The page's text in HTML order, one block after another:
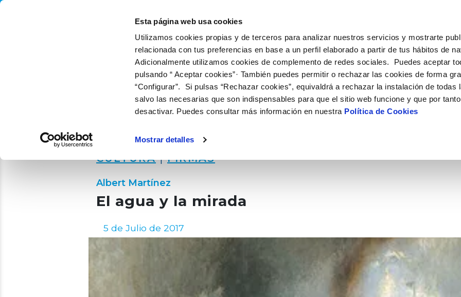
Esta página web usa cookies
Utilizamos cookies propias y de terceros para analizar nuestros servicios y mostrarte
relacionada con tus preferencias en base a un perfil elaborado a partir de tus hábitos de
Adicionalmente utilizamos cookies de complemento de redes sociales. Puedes aceptar
pulsando “ Aceptar cookies”· También puedes permitir o rechazar las cookies de forma
“Configurar”. Si pulsas “Rechazar cookies”, equivaldrá a rechazar la instalación de todas
salvo las necesarias que son indispensables para que el sitio web funcione y que por
desactivar. Puedes consultar más información en nuestra Política de Cookies
Mostrar detalles
QUIÉNES SOMOS QUÉ HACEMOS
CULTURA|FIRMAS
Albert Martínez
El agua y la mirada
5 de Julio de 2017